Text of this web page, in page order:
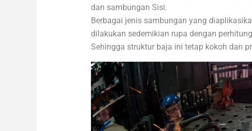
dan sambungan Sisi.
Berbagai jenis sambungan yang
dilakukan sedemikian rupa dengan
Sehingga struktur baja ini tetap kokoh dan